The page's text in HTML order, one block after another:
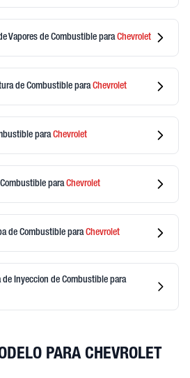
Vapores de Combustible paraChevrolet
de Combustible paraChevrolet
paraChevrolet
paraChevrolet
de Combustible paraChevrolet
de Inyeccion de Combustible para
PARA CHEVROLET